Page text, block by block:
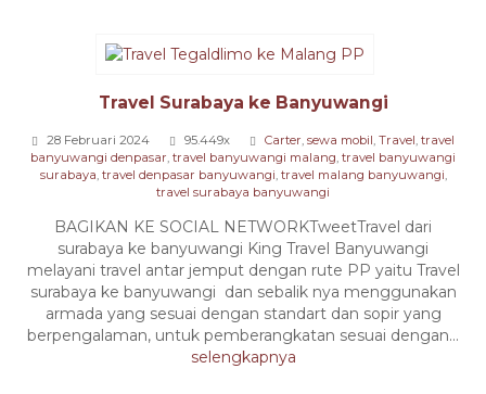
Travel Surabaya ke Banyuwangi
28 Februari 2024 95.449x Carter, sewa mobil, Travel, travel
banyuwangi denpasar, travel banyuwangi malang, travel banyuwangi
surabaya, travel denpasar banyuwangi, travel malang banyuwangi,
travel surabaya banyuwangi
BAGIKAN KE SOCIAL NETWORKTweetTravel dari
surabaya ke banyuwangi King Travel Banyuwangi
melayani travel antar jemput dengan rute PP yaitu Travel
surabaya ke banyuwangi dan sebalik nya menggunakan
armada yang sesuai dengan standart dan sopir yang
berpengalaman, untuk pemberangkatan sesuai dengan...
selengkapnya